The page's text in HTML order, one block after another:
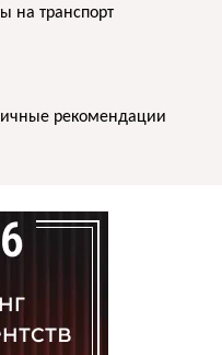
на транспорт
рекомендации